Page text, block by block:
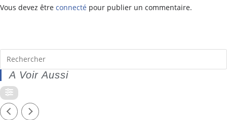
Vous devez être connecté pour publier un commentaire.
A Voir Aussi